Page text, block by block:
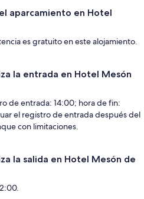
aparcamiento en Hotel
es gratuito en este alojamiento.
la entrada en Hotel Mesón
de entrada: 14:00; hora de fin:
el registro de entrada después del
con limitaciones.
la salida en Hotel Mesón de